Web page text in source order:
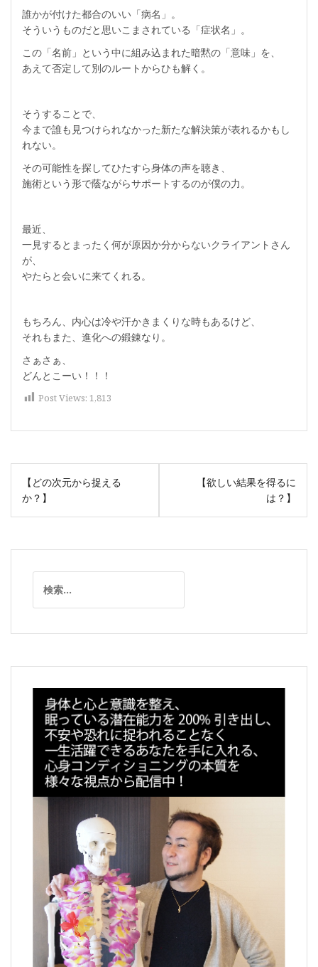
誰かが付けた都合のいい「病名」。
そういうものだと思いこまされている「症状名」。
この「名前」という中に組み込まれた暗黙の「意味」を、
あえて否定して別のルートからひも解く。
そうすることで、
今まで誰も見つけられなかった新たな解決策が表れるかもし
れない。
その可能性を探してひたすら身体の声を聴き、
施術という形で蔭ながらサポートするのが僕の力。
最近、
一見するとまったく何が原因か分からないクライアントさん
が、
やたらと会いに来てくれる。
もちろん、内心は冷や汗かきまくりな時もあるけど、
それもまた、進化への鍛錬なり。
さぁさぁ、
どんとこーい！！！
Post Views: 1,813
投
稿
ナ
ゲ
ン
【どの次元から捉える
か？】
【欲しい結果を得るに
は？】
索: